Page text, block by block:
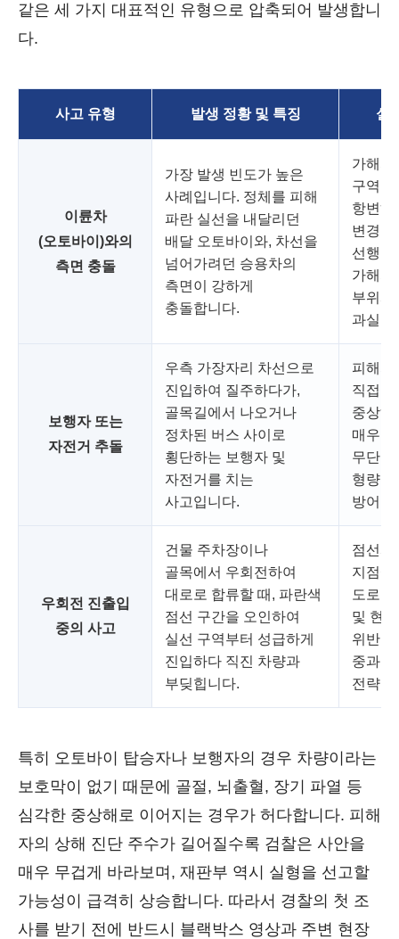
같은 세 가지 대표적인 유형으로 압축되어 발생합니
다.
사고 유형 발생 정황 및 특징 실
이륜차
(오토바이)와의
측면 충돌
가장 발생 빈도가 높은
사례입니다. 정체를 피해
파란 실선을 내달리던
배달 오토바이와, 차선을
넘어가려던 승용차의
측면이 강하게
충돌합니다.
가해자
구역을
항변하
변경
선행되
가해자
부위와
과실
보행자 또는
자전거 추돌
우측 가장자리 차선으로
진입하여 질주하다가,
골목길에서 나오거나
정차된 버스 사이로
횡단하는 보행자 및
자전거를 치는
사고입니다.
피해자
직접적
중상해
매우
무단횡
형량을
방어
우회전 진출입
중의 사고
건물 주차장이나
골목에서 우회전하여
대로로 합류할 때, 파란색
점선 구간을 오인하여
실선 구역부터 성급하게
진입하다 직진 차량과
부딪힙니다.
점선과
지점에
도로
및 현
위반이
중과실
전략이
특히 오토바이 탑승자나 보행자의 경우 차량이라는
보호막이 없기 때문에 골절, 뇌출혈, 장기 파열 등
심각한 중상해로 이어지는 경우가 허다합니다. 피해
자의 상해 진단 주수가 길어질수록 검찰은 사안을
매우 무겁게 바라보며, 재판부 역시 실형을 선고할
가능성이 급격히 상승합니다. 따라서 경찰의 첫 조
사를 받기 전에 반드시 블랙박스 영상과 주변 현장